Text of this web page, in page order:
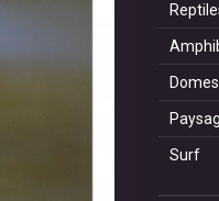
Surf